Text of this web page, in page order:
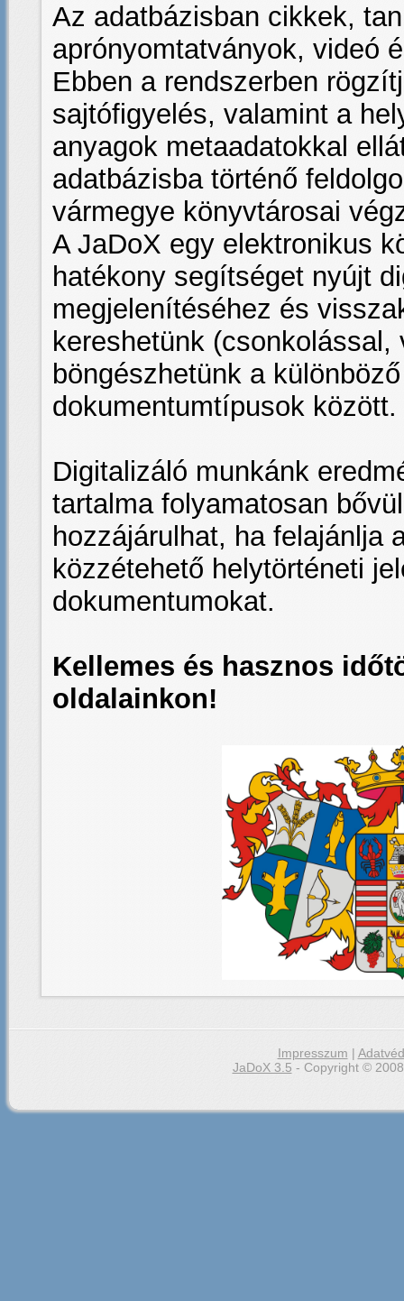
Az adatbázisban cikkek,
aprónyomtatványok, videó
Ebben a rendszerben
sajtófigyelés, valamint a
anyagok metaadatokkal
adatbázisba történő
vármegye könyvtárosai
A JaDoX egy elektronikus
hatékony segítséget nyújt
megjelenítéséhez és
kereshetünk (csonkolással,
böngészhetünk a
dokumentumtípusok között.
Digitalizáló munkánk
tartalma folyamatosan
hozzájárulhat, ha felajánlja
közzétehető helytörténeti
dokumentumokat.
Kellemes és hasznos
oldalainkon!
Impresszum |
JaDoX 3.5 - Copyright ©